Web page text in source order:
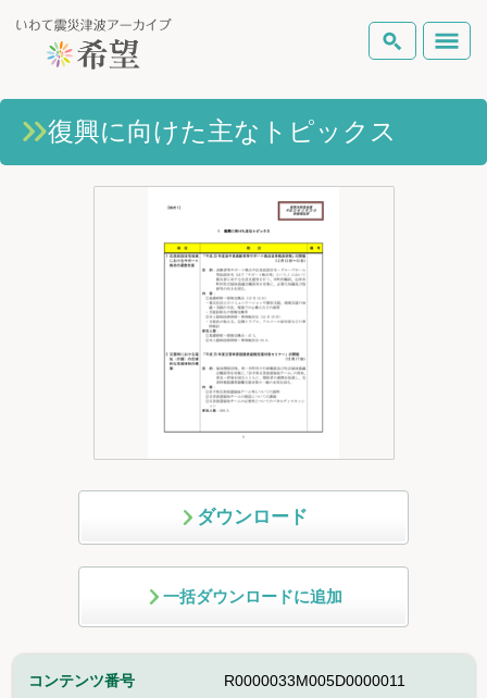
いわて震災津波アーカイブとは
Foreign Laguage
地図から探す
復興に向けた主なトピックス
ダウンロード
一括ダウンロードに追加
コンテンツ番号 R0000033M005D0000011